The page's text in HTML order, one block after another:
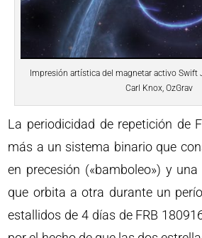
Impresión artística del magnetar activo Swift
Carl Knox, OzGrav
La periodicidad de repetición de
más a un sistema binario que
en precesión («bamboleo») y
que orbita a otra durante un
estallidos de 4 días de FRB